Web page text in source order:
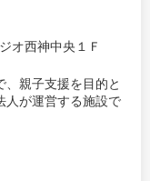
オ西神中央１Ｆ
親子支援を目的と
人が運営する施設で